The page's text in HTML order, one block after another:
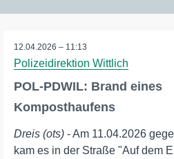
12.04.2026 – 11:13
Polizeidirektion Wittlich
POL-PDWIL: Brand eines
Komposthaufens
Dreis (ots)- Am 11.04.2026
kam es in der Straße "Auf dem